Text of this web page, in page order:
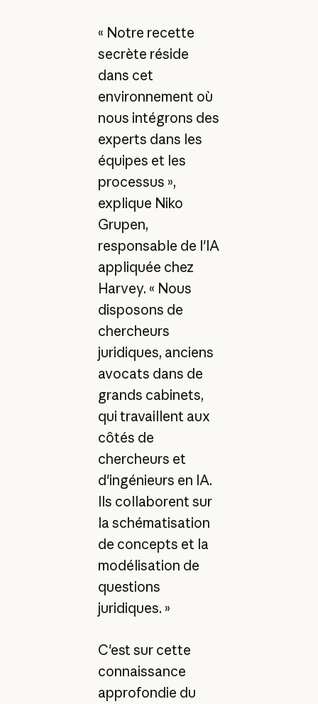
« Notre recette
secrète réside
dans cet
environnement où
nous intégrons des
experts dans les
équipes et les
processus »,
explique Niko
Grupen,
responsable de l'IA
appliquée chez
Harvey. « Nous
disposons de
chercheurs
juridiques, anciens
avocats dans de
grands cabinets,
qui travaillent aux
côtés de
chercheurs et
d'ingénieurs en IA.
Ils collaborent sur
la schématisation
de concepts et la
modélisation de
questions
juridiques. »
C'est sur cette
connaissance
approfondie du